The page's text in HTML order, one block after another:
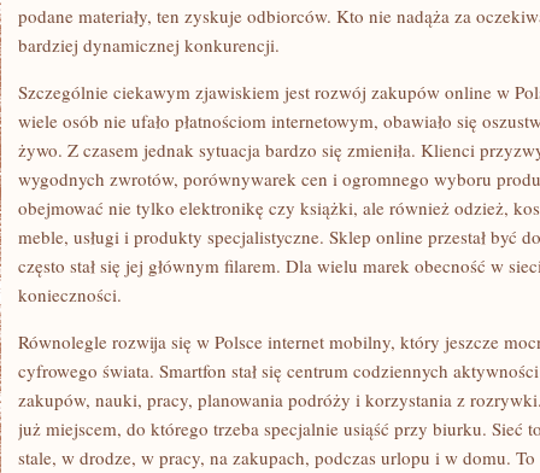
podane materiały, ten zyskuje odbiorców. Kto nie nadąża za
bardziej dynamicznej konkurencji.
Szczególnie ciekawym zjawiskiem jest rozwój zakupów online w
wiele osób nie ufało płatnościom internetowym, obawiało się
żywo. Z czasem jednak sytuacja bardzo się zmieniła. Klienci
wygodnych zwrotów, porównywarek cen i ogromnego wyboru
obejmować nie tylko elektronikę czy książki, ale również odzież,
meble, usługi i produkty specjalistyczne. Sklep online przestał być
często stał się jej głównym filarem. Dla wielu marek obecność w
konieczności.
Równolegle rozwija się w Polsce internet mobilny, który jeszcze
cyfrowego świata. Smartfon stał się centrum codziennych
zakupów, nauki, pracy, planowania podróży i korzystania z
już miejscem, do którego trzeba specjalnie usiąść przy biurku. Sieć
stale, w drodze, w pracy, na zakupach, podczas urlopu i w domu.